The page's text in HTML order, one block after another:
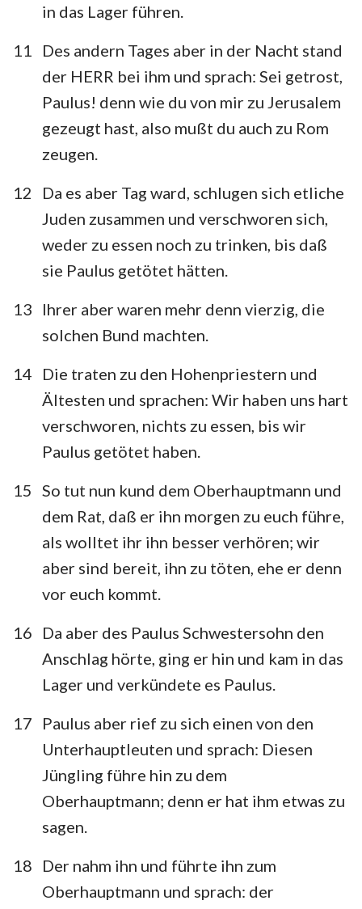
in das Lager führen.
11
Des andern Tages aber in der Nacht stand
der HERR bei ihm und sprach: Sei getrost,
Paulus! denn wie du von mir zu Jerusalem
gezeugt hast, also mußt du auch zu Rom
zeugen.
12
Da es aber Tag ward, schlugen sich etliche
Juden zusammen und verschworen sich,
weder zu essen noch zu trinken, bis daß
sie Paulus getötet hätten.
13
Ihrer aber waren mehr denn vierzig, die
solchen Bund machten.
14
Die traten zu den Hohenpriestern und
Ältesten und sprachen: Wir haben uns hart
verschworen, nichts zu essen, bis wir
Paulus getötet haben.
15 So tut nun kund dem Oberhauptmann und
dem Rat, daß er ihn morgen zu euch führe,
als wolltet ihr ihn besser verhören; wir
aber sind bereit, ihn zu töten, ehe er denn
vor euch kommt.
16
Da aber des Paulus Schwestersohn den
Anschlag hörte, ging er hin und kam in das
Lager und verkündete es Paulus.
17
Paulus aber rief zu sich einen von den
Unterhauptleuten und sprach: Diesen
Jüngling führe hin zu dem
Oberhauptmann; denn er hat ihm etwas zu
sagen.
18
Der nahm ihn und führte ihn zum
Oberhauptmann und sprach: der